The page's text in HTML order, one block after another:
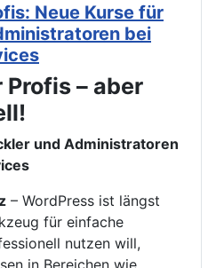
Neue Kurse für
bei
– aber
und Administratoren
– WordPress ist längst
für einfache
nutzen will,
in Bereichen wie